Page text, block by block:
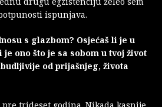
ispunjava.
s glazbom? Osjećaš li je u
ono što je sa sobom u tvoj život
od prijašnjeg, života